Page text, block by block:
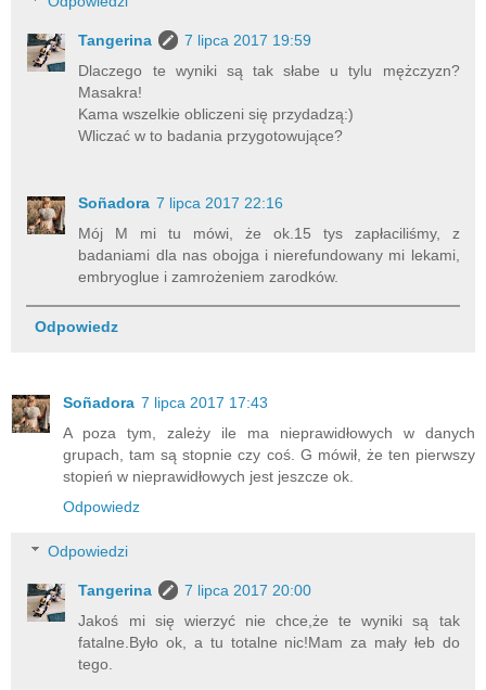
Tangerina
7 lipca 2017 19:59
Dlaczego te wyniki są tak słabe u tylu mężczyzn?
Masakra!
Kama wszelkie obliczeni się przydadzą:)
Wliczać w to badania przygotowujące?
Soñadora 7 lipca 2017 22:16
Mój M mi tu mówi, że ok.15 tys zapłaciliśmy, z
badaniami dla nas obojga i nierefundowany mi lekami,
embryoglue i zamrożeniem zarodków.
Odpowiedz
Soñadora 7 lipca 2017 17:43
A poza tym, zależy ile ma nieprawidłowych w danych
grupach, tam są stopnie czy coś. G mówił, że ten pierwszy
stopień w nieprawidłowych jest jeszcze ok.
Odpowiedz
Odpowiedzi
Tangerina
7 lipca 2017 20:00
Jakoś mi się wierzyć nie chce,że te wyniki są tak
fatalne.Było ok, a tu totalne nic!Mam za mały łeb do
tego.